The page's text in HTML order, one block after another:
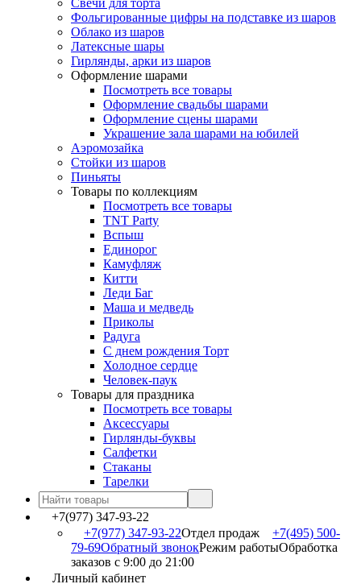
Свечи для торта
Фольгированные цифры на подставке из шаров
Облако из шаров
Латексные шары
Гирлянды, арки из шаров
Оформление шарами
Посмотреть все товары
Оформление свадьбы шарами
Оформление сцены шарами
Украшение зала шарами на юбилей
Аэромозайка
Стойки из шаров
Пиньяты
Товары по коллекциям
Посмотреть все товары
TNT Party
Вспыш
Единорог
Камуфляж
Китти
Леди Баг
Маша и медведь
Приколы
Радуга
С днем рождения Торт
Холодное сердце
Человек-паук
Товары для праздника
Посмотреть все товары
Аксессуары
Гирлянды-буквы
Салфетки
Стаканы
Тарелки
+7(977) 347-93-22
+7(977) 347-93-22Отдел продаж
+7(495) 500-
79-69Обратный звонокРежим работыОбработка
заказов с 9:00 до 21:00
Личный кабинет